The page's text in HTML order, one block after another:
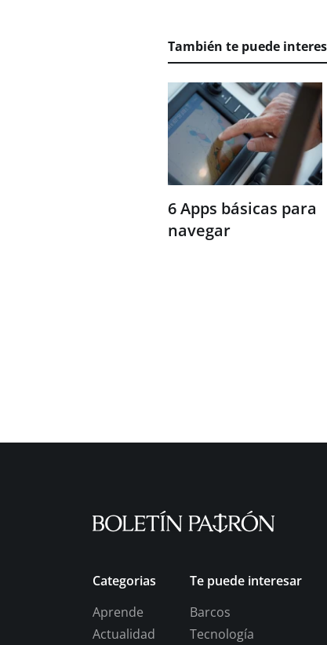
También te puede
6 Apps básicas para
navegar
Categorias
Aprende
Actualidad
Te puede interesar
Barcos
Tecnología